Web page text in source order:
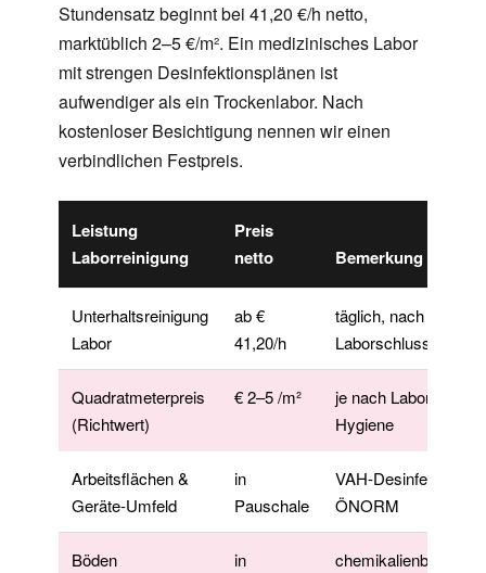
Stundensatz beginnt bei 41,20 €/h netto,
marktüblich 2–5 €/m². Ein medizinisches Labor
mit strengen Desinfektionsplänen ist
aufwendiger als ein Trockenlabor. Nach
kostenloser Besichtigung nennen wir einen
verbindlichen Festpreis.
Leistung
Laborreinigung
Preis
netto
Bemerkung
Unterhaltsreinigung
Labor
ab €
41,20/h
täglich, nach
Laborschluss
Quadratmeterpreis
(Richtwert)
€ 2–5 /m²
je nach Laborart &
Hygiene
Arbeitsflächen &
Geräte-Umfeld
in
Pauschale
VAH-Desinfektion,
ÖNORM
Böden
in